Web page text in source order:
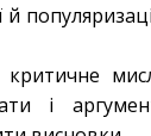
й
і